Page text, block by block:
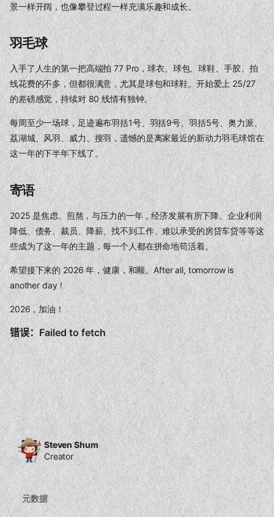
Steven Shum
Creator
元数据
景一样开阔，也像攀登过程一样充满乐趣和成长。
羽毛球
入手了人生的第一把高端拍 77 Pro，球衣、球包、球鞋、手胶、拍
线花费的不多，但都很满意，尤其是球包和球鞋。开始爱上 25/27
的差磅感觉，持续对 80 线情有独钟。
每周至少一场球，足迹遍布羽括1号、羽括9号、羽括5号、奥力派、
荔湖城、风羽、威力、搜羽，遗憾的是离家最近的新动力羽毛球馆在
这一年的下半年下线了。
寄语
2025 是焦虑、煎熬，与压力的一年，经济发展有所下降、企业利润
降低、债务、裁员、降薪、找不到工作、难以承受的房贷车贷等等这
些成为了这一年的主题，每一个人都在拼命地苟活着。
希望接下来的 2026 年，健康，和顺。After all, tomorrow is
another day！
2026，加油！